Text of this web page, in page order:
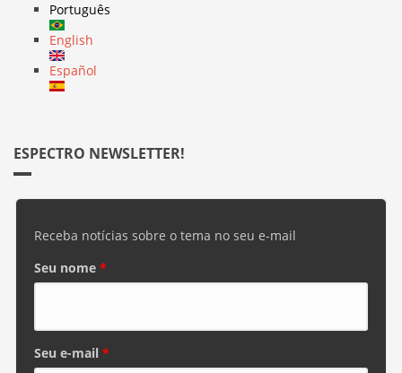
Português
English
Español
ESPECTRO NEWSLETTER!
Receba notícias sobre o tema no seu e-mail
Seu nome *
Seu e-mail *